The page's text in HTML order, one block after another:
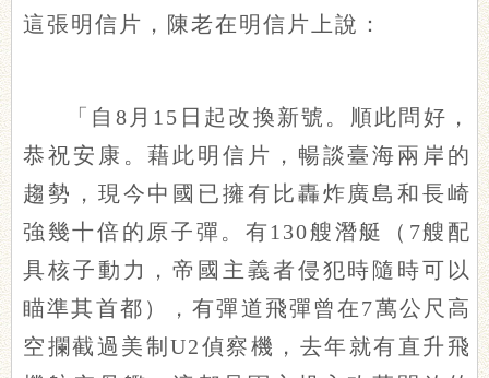
這張明信片，陳老在明信片上說：
「自8月15日起改換新號。順此問好，
恭祝安康。藉此明信片，暢談臺海兩岸的
趨勢，現今中國已擁有比轟炸廣島和長崎
強幾十倍的原子彈。有130艘潛艇（7艘配
具核子動力，帝國主義者侵犯時隨時可以
瞄準其首都），有彈道飛彈曾在7萬公尺高
空攔截過美制U2偵察機，去年就有直升飛